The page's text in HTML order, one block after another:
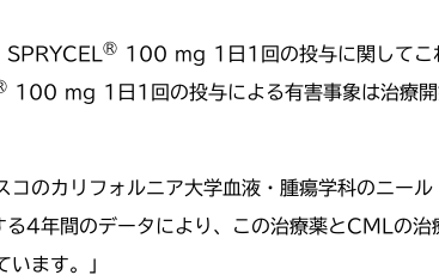
® 100 mg 1日1回の投与に関してこ
100 mg 1日1回の投与による有害事象は治療開
コのカリフォルニア大学血液・腫瘍学科のニー
る4年間のデータにより、この治療薬とCMLの
ます。」